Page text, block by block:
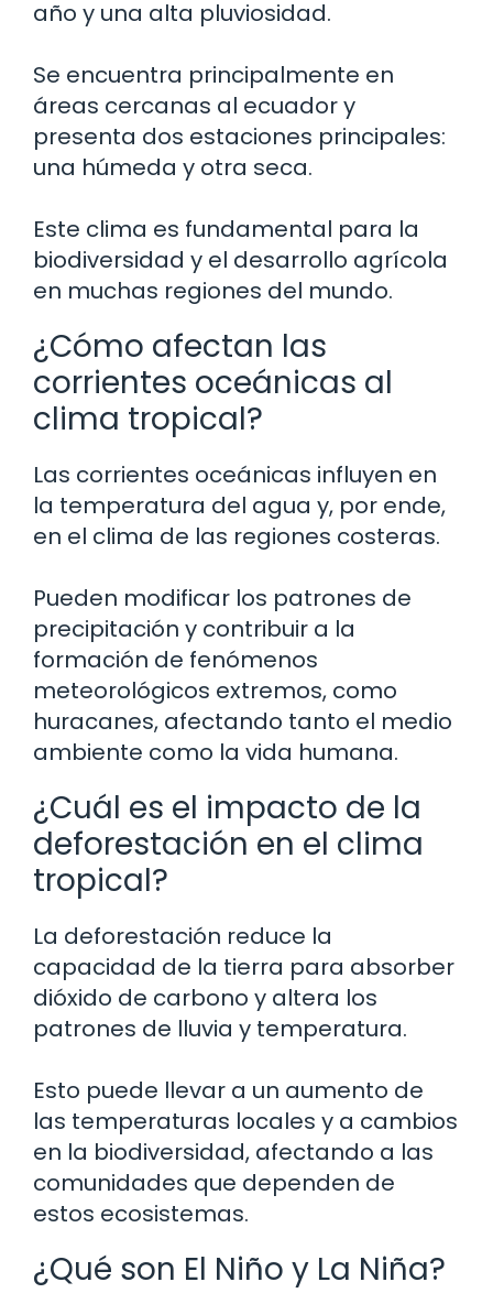
año y una alta pluviosidad.
Se encuentra principalmente en
áreas cercanas al ecuador y
presenta dos estaciones principales:
una húmeda y otra seca.
Este clima es fundamental para la
biodiversidad y el desarrollo agrícola
en muchas regiones del mundo.
¿Cómo afectan las
corrientes oceánicas al
clima tropical?
Las corrientes oceánicas influyen en
la temperatura del agua y, por ende,
en el clima de las regiones costeras.
Pueden modificar los patrones de
precipitación y contribuir a la
formación de fenómenos
meteorológicos extremos, como
huracanes, afectando tanto el medio
ambiente como la vida humana.
¿Cuál es el impacto de la
deforestación en el clima
tropical?
La deforestación reduce la
capacidad de la tierra para absorber
dióxido de carbono y altera los
patrones de lluvia y temperatura.
Esto puede llevar a un aumento de
las temperaturas locales y a cambios
en la biodiversidad, afectando a las
comunidades que dependen de
estos ecosistemas.
¿Qué son El Niño y La Niña?